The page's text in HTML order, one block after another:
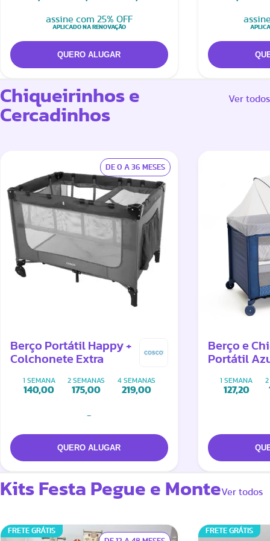
assine com 25% OFF
APLICADO NA RENOVAÇÃO
Chiqueirinhos e
Cercadinhos
Ver todos
DE 0 A 36 MESES
Berço Portátil Happy +
Colchonete Extra
1 SEMANA
140,00
2 SEMANAS
175,00
4 SEMANAS
219,00
-
Berço e
Portátil
(Hello ou
1 SEMANA
127,20
2
Kits Festa Pegue e MonteVer todos
FRETE GRÁTIS FRETE GRÁTIS